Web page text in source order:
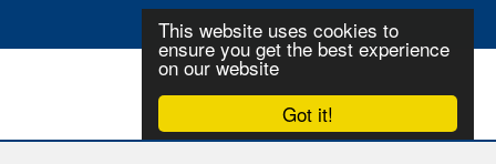
Got it!
This website uses cookies to
ensure you get the best experience
on our website